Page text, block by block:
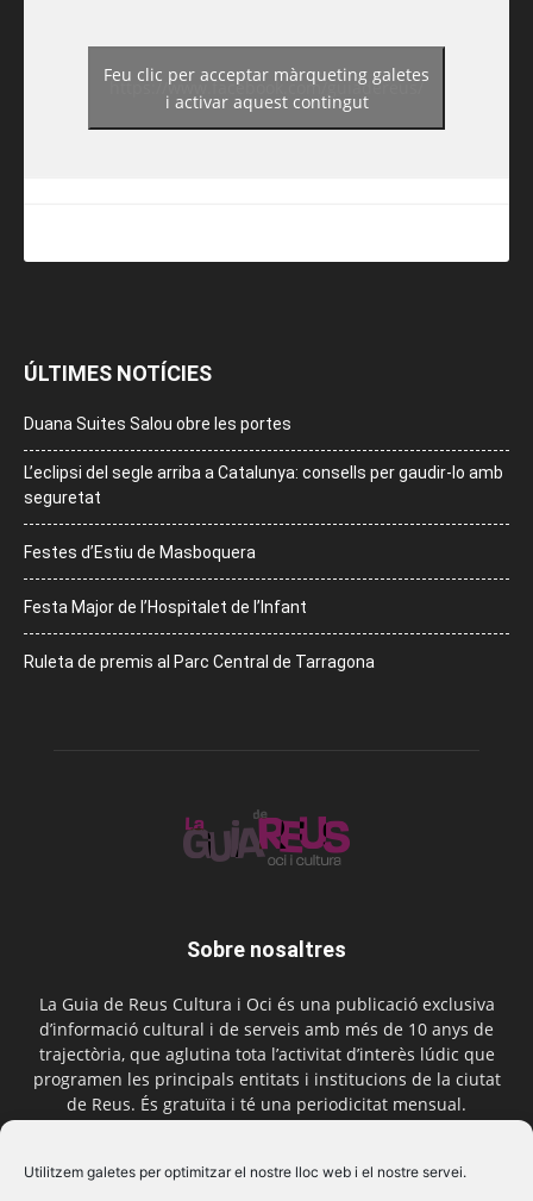
Utilitzem galetes per optimitzar el nostre lloc web i el nostre servei.
https://www.facebook.com/guiadereus/
Feu clic per acceptar màrqueting galetes
i activar aquest contingut
ÚLTIMES NOTÍCIES
Duana Suites Salou obre les portes
L’eclipsi del segle arriba a Catalunya: consells per gaudir-lo amb
seguretat
Festes d’Estiu de Masboquera
Festa Major de l’Hospitalet de l’Infant
Ruleta de premis al Parc Central de Tarragona
Sobre nosaltres
La Guia de Reus Cultura i Oci és una publicació exclusiva
d’informació cultural i de serveis amb més de 10 anys de
trajectòria, que aglutina tota l’activitat d’interès lúdic que
programen les principals entitats i institucions de la ciutat
de Reus. És gratuïta i té una periodicitat mensual.